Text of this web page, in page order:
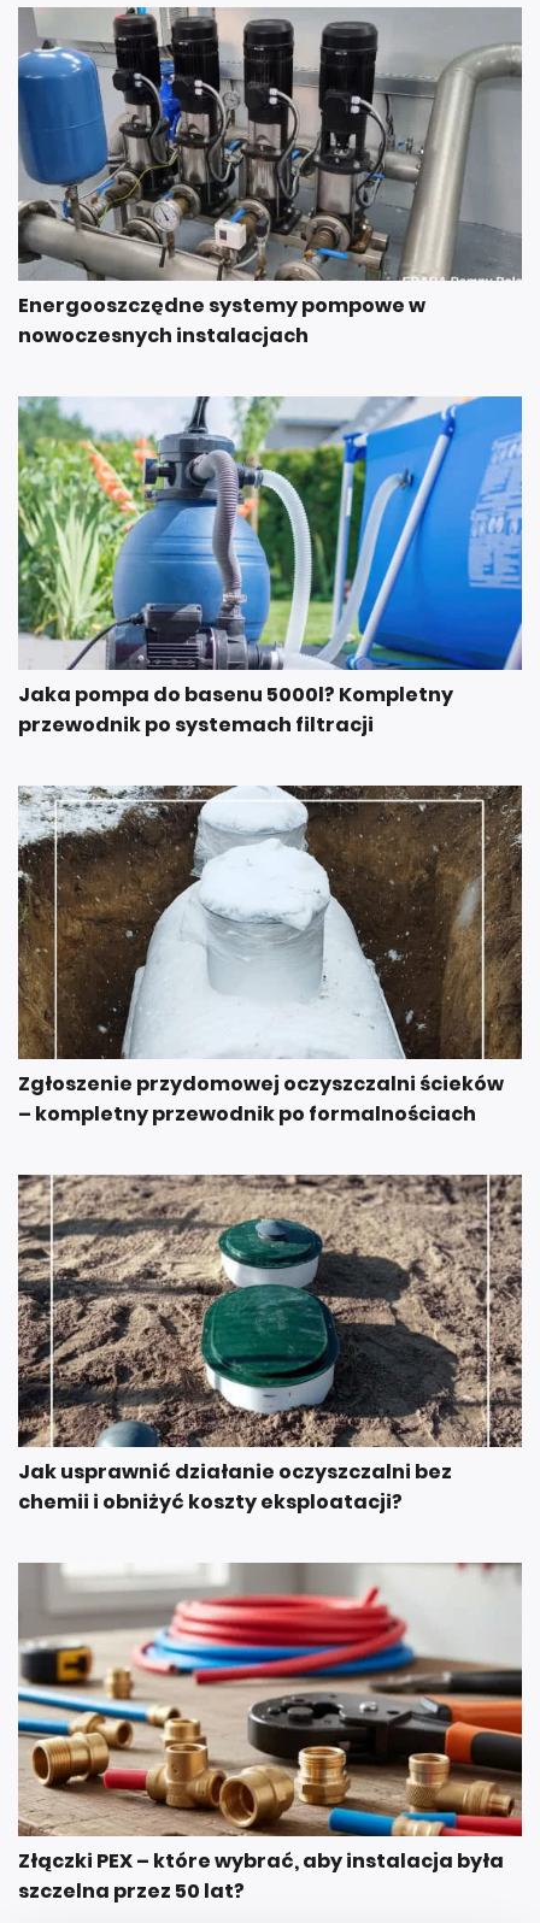
Energooszczędne systemy pompowe w
nowoczesnych instalacjach
Jaka pompa do basenu 5000l? Kompletny
przewodnik po systemach filtracji
Zgłoszenie przydomowej oczyszczalni ścieków
– kompletny przewodnik po formalnościach
Jak usprawnić działanie oczyszczalni bez
chemii i obniżyć koszty eksploatacji?
Złączki PEX – które wybrać, aby instalacja była
szczelna przez 50 lat?